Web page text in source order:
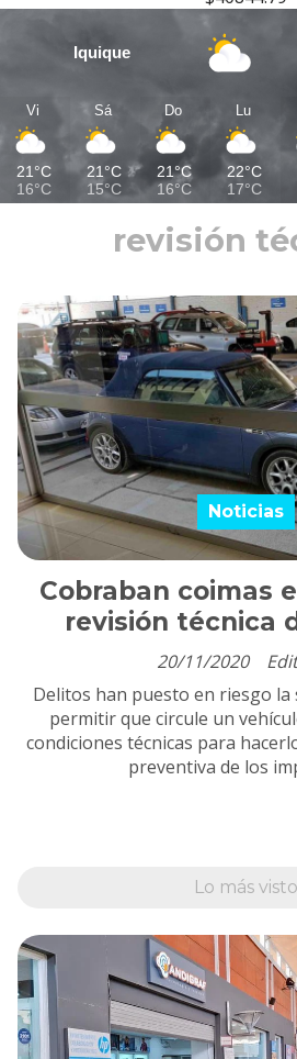
Iquique
Vi
21°C
16°C
Sá
21°C
15°C
Do
21°C
16°C
Lu
22°C
17°C
revisión
Cobraban coimas
revisión técnica
Noticias
20/11/2020
Delitos han puesto en riesgo la
permitir que circule un
condiciones técnicas para
preventiva de los
Lo más visto